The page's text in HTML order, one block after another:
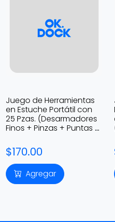
Juego de Herramientas
en Estuche Portátil con
25 Pzas. (Desarmadores
Finos + Pinzas + Puntas +
$170.00
Agregar